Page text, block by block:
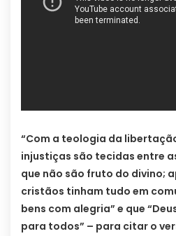
“Com a teologia da
injustiças são tecidas entre
que não são fruto do divino;
cristãos tinham tudo em
bens com alegria” e que
para todos” – para citar o